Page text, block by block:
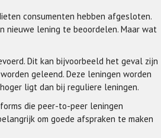
consumenten hebben afgesloten.
nieuwe lening te beoordelen. Maar wat
Dit kan bijvoorbeeld het geval zijn
geleend. Deze leningen worden
ligt dan bij reguliere leningen.
die peer-to-peer leningen
om goede afspraken te maken